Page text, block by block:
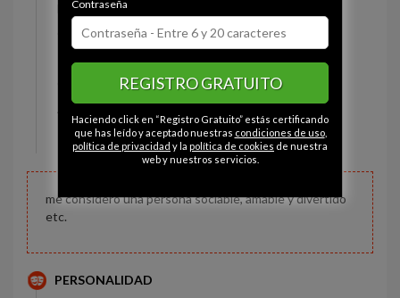
Estado civil:
Ojos: Gris
Constitución: Normal
Altura: 161 cm
Peso: 60 kg
me considero una persona sociable, amable y divertido
etc.
PERSONALIDAD
Contraseña
REGISTRO GRATUITO
Haciendo click en “Registro Gratuito” estás certificando
que has leído y aceptado nuestras condiciones de uso,
política de privacidad y la política de cookies de nuestra
web y nuestros servicios.